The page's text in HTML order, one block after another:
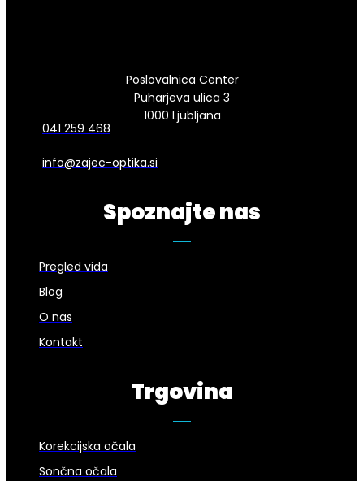
Poslovalnica Center
Puharjeva ulica 3
1000 Ljubljana
041 259 468
info@zajec-optika.si
Spoznajte nas
Pregled vida
Blog
O nas
Kontakt
Trgovina
Korekcijska očala
Sončna očala